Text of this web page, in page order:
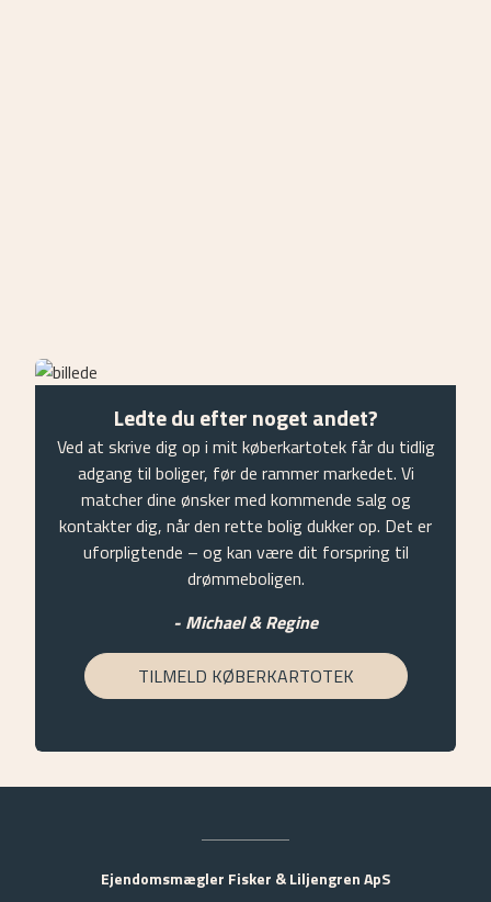
Ledte du efter noget andet?
Ved at skrive dig op i mit køberkartotek får du tidlig
adgang til boliger, før de rammer markedet. Vi
matcher dine ønsker med kommende salg og
kontakter dig, når den rette bolig dukker op. Det er
uforpligtende – og kan være dit forspring til
drømmeboligen.
- Michael & Regine
TILMELD KØBERKARTOTEK
Ejendomsmægler Fisker & Liljengren ApS